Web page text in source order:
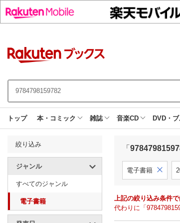
トップ 本・コミック 雑誌 音楽CD DVD・
絞り込み
ジャンル
すべてのジャンル
電子書籍
「
電子書籍
上記の絞り込み条件
代わりに「